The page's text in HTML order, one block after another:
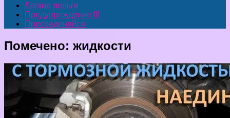
Легкие деньги
Предупреждение !!!
Присоединяйся
Помечено: жидкости